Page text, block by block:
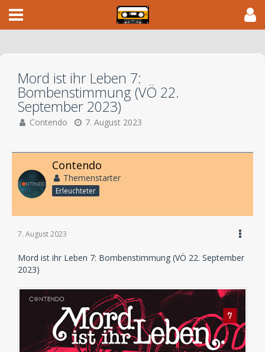
Mord ist ihr Leben 7:
Bombenstimmung (VÖ 22.
September 2023)
Contendo 7. August 2023
Contendo
Themenstarter
Erleuchteter
7. August 2023
Mord ist ihr Leben 7: Bombenstimmung (VÖ 22. September
2023)